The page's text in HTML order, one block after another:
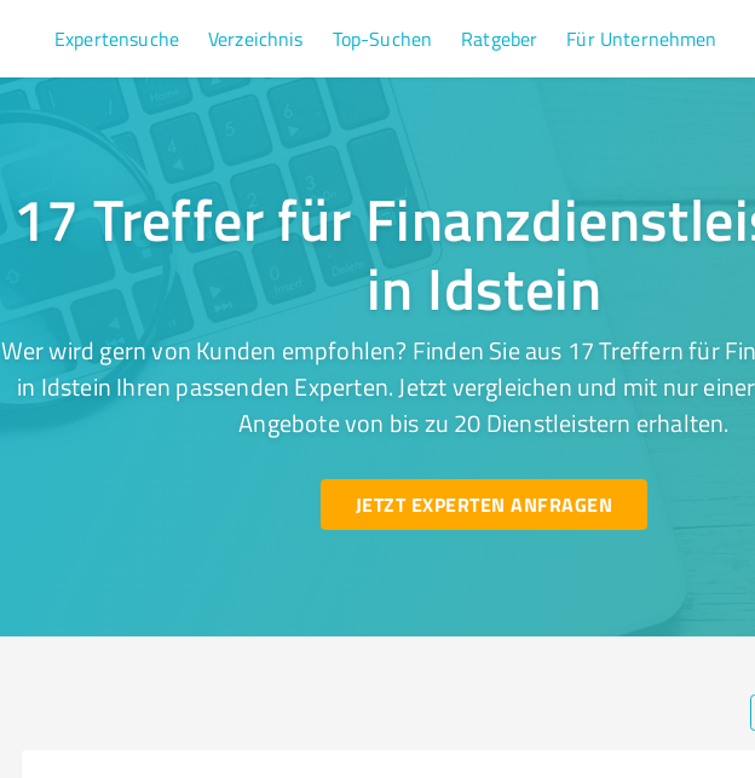
Expertensuche Verzeichnis Top-Suchen Ratgeber Für Unternehmen
17 Treffer für
in Idstein
Wer wird gern von Kunden empfohlen? Finden Sie aus 17 Treffern für
in Idstein Ihren passenden Experten. Jetzt vergleichen und mit nur
Angebote von bis zu 20 Dienstleistern erhalten.
JETZT EXPERTEN ANFRAGEN